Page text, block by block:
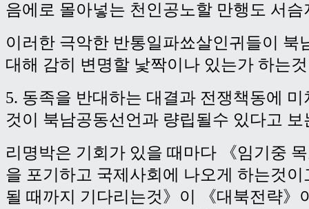
음에로 몰아넣는 천인공노할 만행도 서슴
이러한 극악한 반통일파쑈살인귀들이 북
대해 감히 변명할 낯짝이나 있는가 하는
5. 동족을 반대하는 대결과 전쟁책동에
것이 북남공동선언과 량립될수 있다고 보
리명박은 기회가 있을 때마다 《임기중
을 포기하고 국제사회에 나오게 하는것
될 때까지 기다리는것》이 《대북전략》